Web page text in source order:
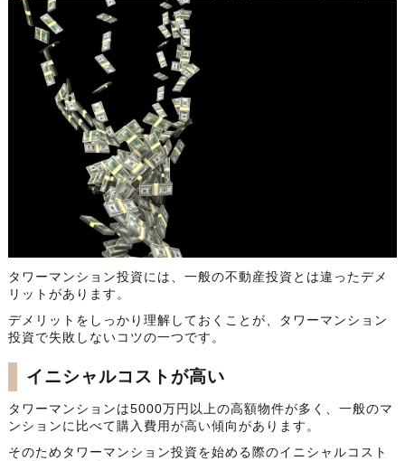
タワーマンション投資には、一般の不動産投資とは違ったデメ
リットがあります。
デメリットをしっかり理解しておくことが、タワーマンション
投資で失敗しないコツの一つです。
イニシャルコストが高い
タワーマンションは5000万円以上の高額物件が多く、一般のマ
ンションに比べて購入費用が高い傾向があります。
そのためタワーマンション投資を始める際のイニシャルコスト